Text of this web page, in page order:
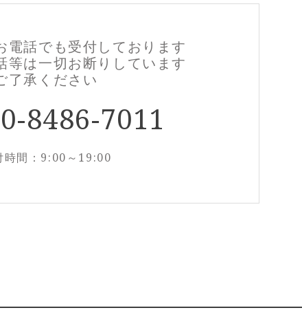
電話でも受付しております
は一切お断りしています
了承ください
8486-7011
時間：9:00～19:00